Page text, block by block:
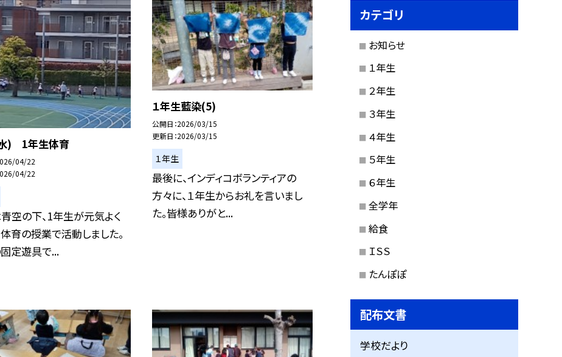
) 1年生体育
04/22
04/22
空の下、1年生が元気よく
育の授業で活動しました。
定遊具で...
１年生藍染(5)
公開日 2026/03/15
更新日 2026/03/15
１年生
最後に、インディコボランティアの
方々に、１年生からお礼を言いまし
た。皆様ありがと...
カテゴリ
お知らせ
１年生
２年生
３年生
４年生
５年生
６年生
全学年
給食
ＩＳＳ
たんぽぽ
配布文書
学校だより